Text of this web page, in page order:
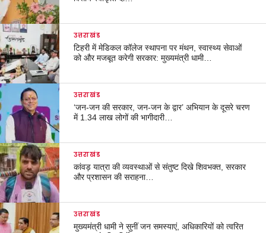
उत्तराखंड
टिहरी में मेडिकल कॉलेज स्थापना पर मंथन, स्वास्थ्य सेवाओं
को और मजबूत करेगी सरकार: मुख्यमंत्री धामी…
उत्तराखंड
‘जन-जन की सरकार, जन-जन के द्वार’ अभियान के दूसरे चरण
में 1.34 लाख लोगों की भागीदारी…
उत्तराखंड
कांवड़ यात्रा की व्यवस्थाओं से संतुष्ट दिखे शिवभक्त, सरकार
और प्रशासन की सराहना…
उत्तराखंड
मुख्यमंत्री धामी ने सुनीं जन समस्याएं, अधिकारियों को त्वरित